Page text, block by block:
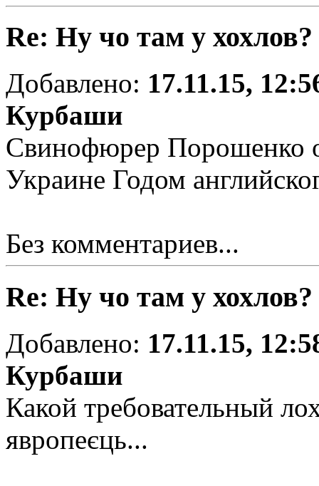
Re: Ну чо там у хохлов?
Добавлено: 17.11.15,
Курбаши
Свинофюрер Порошенко
Украине Годом
Без комментариев...
Re: Ну чо там у хохлов?
Добавлено: 17.11.15,
Курбаши
Какой требовательный
явропеєць...